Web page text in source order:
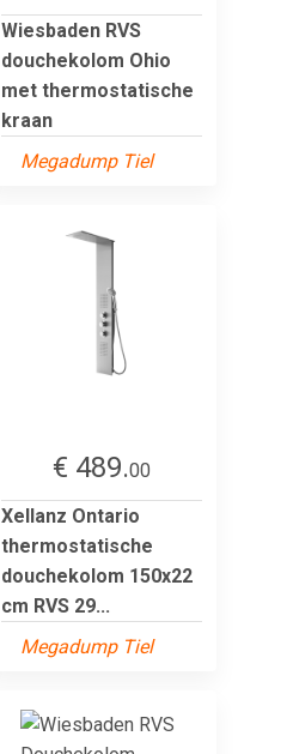
Wiesbaden RVS
douchekolom Ohio
met thermostatische
kraan
Megadump Tiel
€ 489.00
Xellanz Ontario
thermostatische
douchekolom 150x22
cm RVS 29...
Megadump Tiel